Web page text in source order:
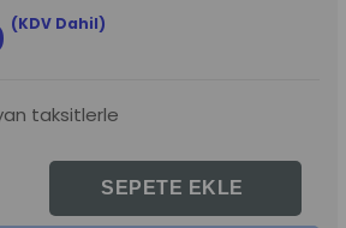
(KDV Dahil)
taksitlerle